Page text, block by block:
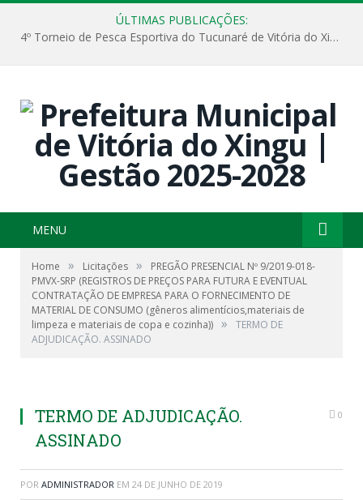
ÚLTIMAS PUBLICAÇÕES:
4º Torneio de Pesca Esportiva do Tucunaré de Vitória do Xingu
MENU
Home » Licitações »
PREGÃO PRESENCIAL Nº 9/2019-018-
PMVX-SRP (REGISTROS DE PREÇOS PARA FUTURA E EVENTUAL
CONTRATAÇÃO DE EMPRESA PARA O FORNECIMENTO DE
MATERIAL DE CONSUMO (gêneros alimentícios,materiais de
limpeza e materiais de copa e cozinha)) »
TERMO DE
ADJUDICAÇÃO. ASSINADO
TERMO DE ADJUDICAÇÃO.
ASSINADO
0
POR ADMINISTRADOR EM 24 DE JUNHO DE 2019